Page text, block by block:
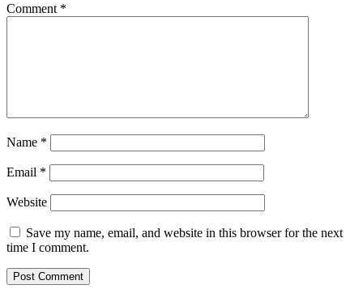
Comment *
Name *
Email *
Website
Save my name, email, and website in this browser for the next
time I comment.